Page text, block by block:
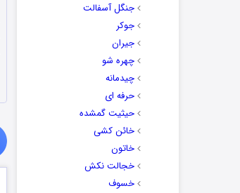
جنگل آسفالت
جوکر
جیران
چهره شو
چیدمانه
حرفه ای
حیثیت گمشده
خائن کشی
خاتون
خجالت نکش
خسوف